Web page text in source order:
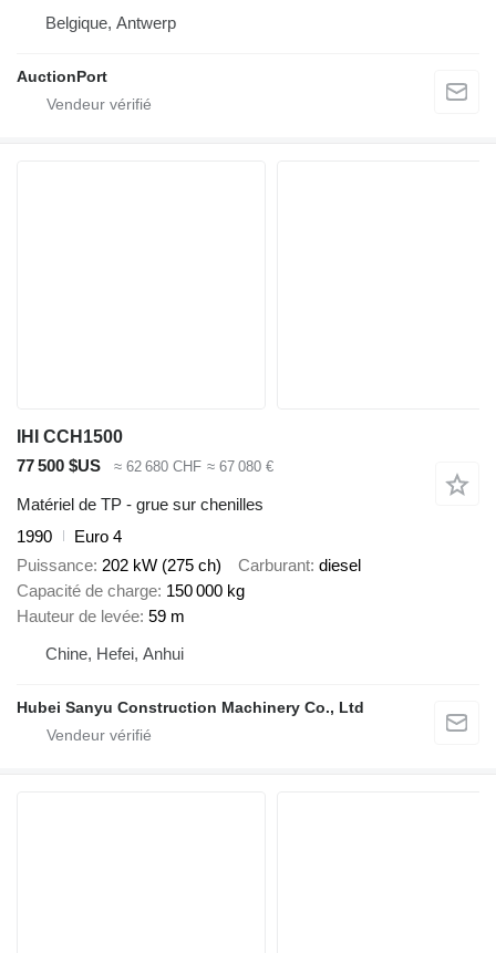
Belgique, Antwerp
AuctionPort
IHI CCH1500
77 500 $US
≈ 62 680 CHF ≈ 67 080 €
Matériel de TP - grue sur chenilles
1990
Euro 4
Puissance 202 kW (275 ch) Carburant diesel
Capacité de charge 150 000 kg
Hauteur de levée 59 m
Chine, Hefei, Anhui
Hubei Sanyu Construction Machinery Co., Ltd